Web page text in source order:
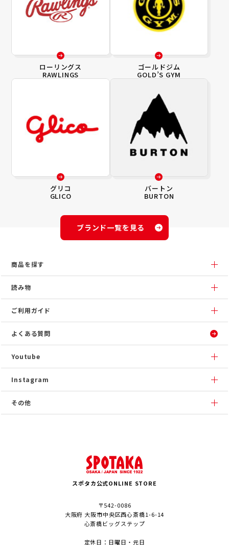
ローリングス
RAWLINGS
ゴールドジム
GOLD’S GYM
グリコ
GLICO
バートン
BURTON
ブランド一覧を見る
商品を探す
読み物
ご利用ガイド
よくある質問
Youtube
Instagram
その他
スポタカ公式ONLINE STORE
〒542-0086
大阪府 大阪市中央区西心斎橋1-6-14
心斎橋ビッグステップ
定休日：日曜日・元日